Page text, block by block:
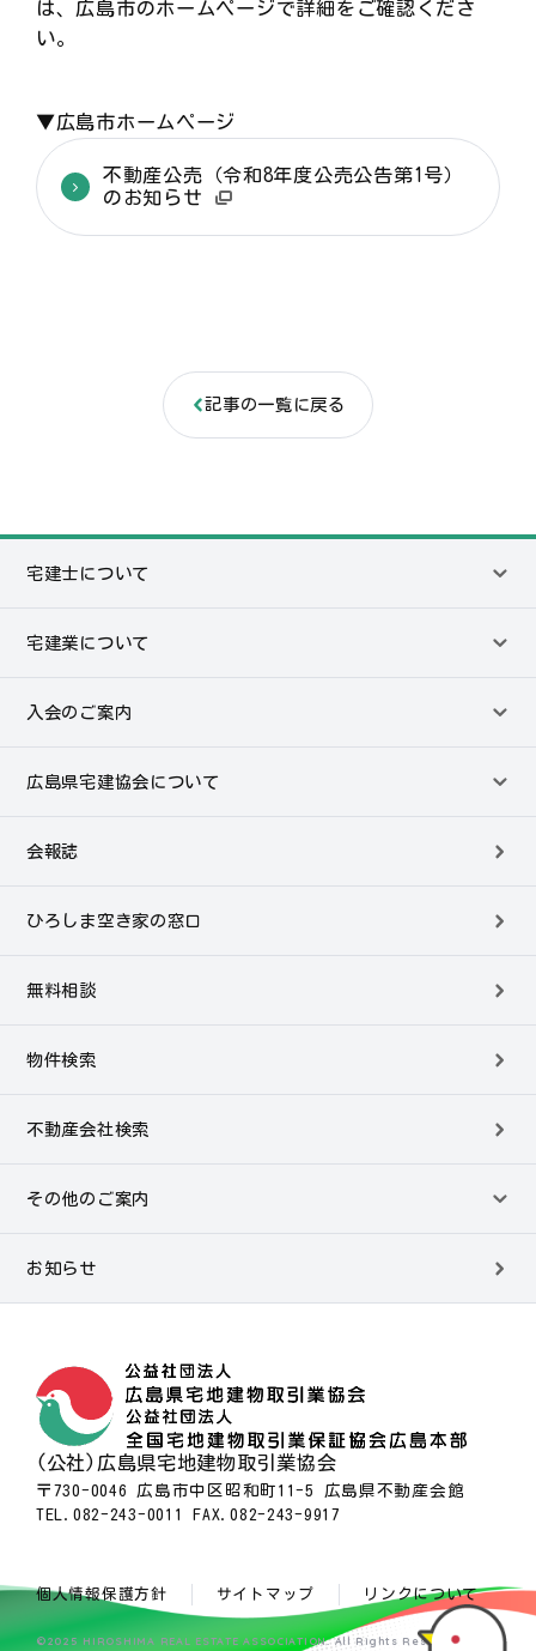
は、広島市のホームページで詳細をご確認くださ
い。
▼広島市ホームページ
不動産公売（令和8年度公売公告第1号）
のお知らせ
記事の一覧に戻る
宅建士について
宅建業について
入会のご案内
広島県宅建協会について
会報誌
ひろしま空き家の窓口
無料相談
物件検索
不動産会社検索
その他のご案内
お知らせ
(公社)広島県宅地建物取引業協会
〒730-0046 広島市中区昭和町11-5 広島県不動産会館
TEL.082-243-0011 FAX.082-243-9917
個人情報保護方針 サイトマップ リンクについて
©2025 HIROSHIMA REAL ESTATE ASSOCIATION. All Rights Reserved.